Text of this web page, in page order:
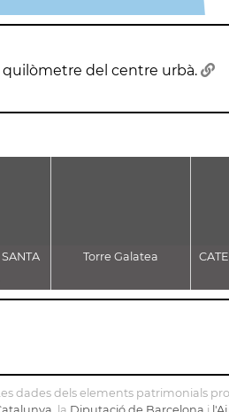
quilòmetre del centre urbà.
Torre Galatea
dades dels elements patrimonials